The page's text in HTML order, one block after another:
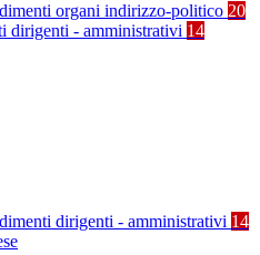
organi indirizzo-politico 20
dirigenti - amministrativi 14
dirigenti - amministrativi 14